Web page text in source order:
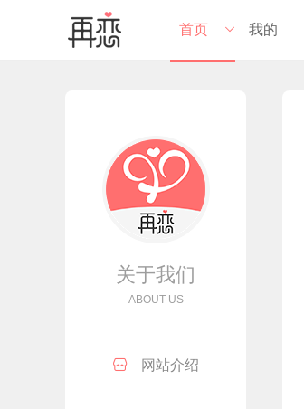
首页
 东源分站
我的
关于我们
ABOUT US
 网站介绍